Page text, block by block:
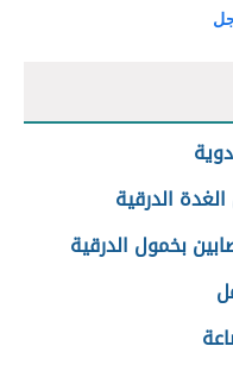
الدرقية
بخمول الدرقية